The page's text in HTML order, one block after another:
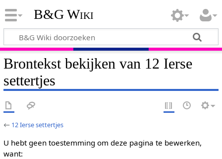
B&G Wiki
Brontekst bekijken van 12 Ierse
settertjes
← 12 Ierse settertjes
U hebt geen toestemming om deze pagina te bewerken,
want: